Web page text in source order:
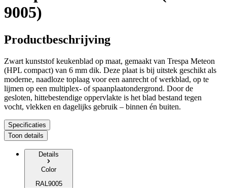
9005)
Productbeschrijving
Zwart kunststof keukenblad op maat, gemaakt van Trespa Meteon
(HPL compact) van 6 mm dik. Deze plaat is bij uitstek geschikt als
moderne, naadloze toplaag voor een aanrecht of werkblad, op te
lijmen op een multiplex- of spaanplaatondergrond. Door de
gesloten, hittebestendige oppervlakte is het blad bestand tegen
vocht, vlekken en dagelijks gebruik – binnen én buiten.
Specificaties
Toon details
Details
Color
RAL9005